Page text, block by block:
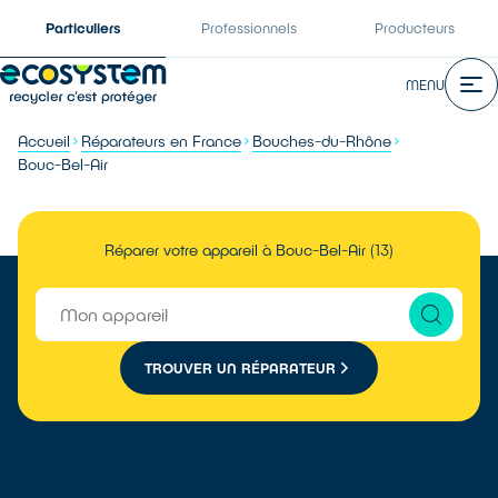
Particuliers Professionnels Producteurs
MENU
Accueil Réparateurs en France
Bouches-du-Rhône
Bouc-Bel-Air
Réparer votre appareil à Bouc-Bel-Air (13)
TROUVER UN RÉPARATEUR